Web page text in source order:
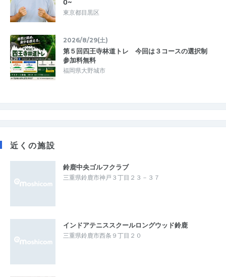
0~
東京都目黒区
2026/8/29(土)
第５回四王寺林道トレ 今回は３コースの選択制
参加料無料
福岡県大野城市
近くの施設
鈴鹿中央ゴルフクラブ
三重県鈴鹿市神戸３丁目２３－３７
インドアテニススクールロングウッド鈴鹿
三重県鈴鹿市西条９丁目２０